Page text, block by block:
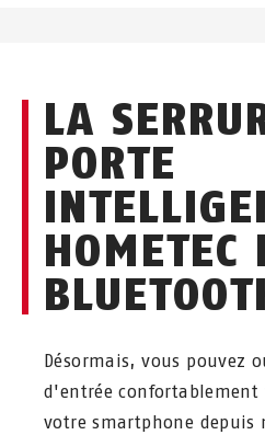
LA
PORTE
HOMETEC
Désormais, vous pouvez
d'entrée
votre smartphone depuis